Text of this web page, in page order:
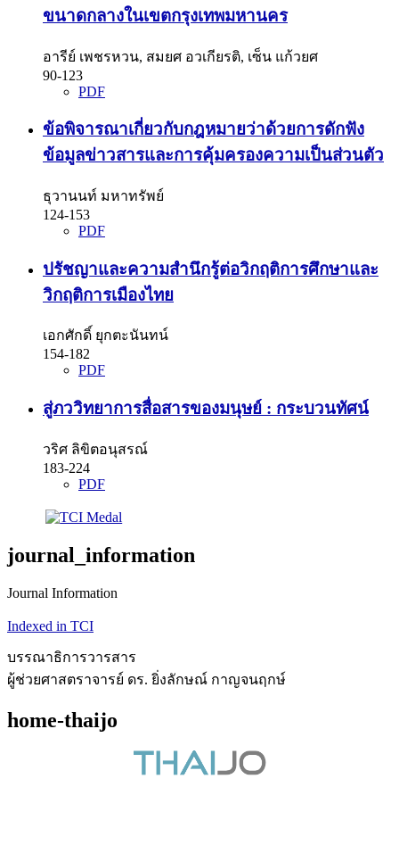
ขนาดกลางในเขตกรุงเทพมหานคร
อารีย์ เพชรหวน, สมยศ อวเกียรติ, เซ็น แก้วยศ
90-123
PDF
ข้อพิจารณาเกี่ยวกับกฎหมายว่าด้วยการดักฟัง
ข้อมูลข่าวสารและการคุ้มครองความเป็นส่วนตัว
ธุวานนท์ มหาทรัพย์
124-153
PDF
ปรัชญาและความสำนึกรู้ต่อวิกฤติการศึกษาและ
วิกฤติการเมืองไทย
เอกศักดิ์ ยุกตะนันทน์
154-182
PDF
สู่ภววิทยาการสื่อสารของมนุษย์ : กระบวนทัศน์
วริศ ลิขิตอนุสรณ์
183-224
PDF
journal_information
Journal Information
Indexed in TCI
บรรณาธิการวารสาร
ผู้ช่วยศาสตราจารย์ ดร. ยิ่งลักษณ์ กาญจนฤกษ์
home-thaijo